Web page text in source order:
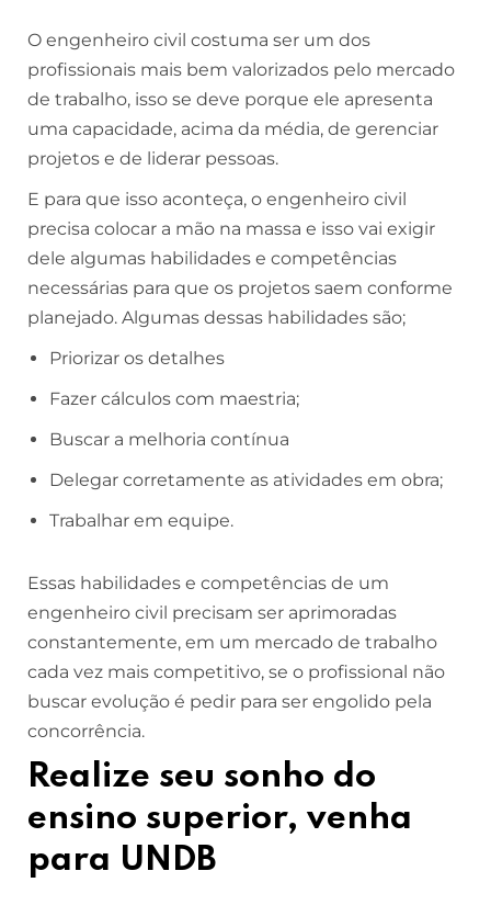
O engenheiro civil costuma ser um dos
profissionais mais bem valorizados pelo mercado
de trabalho, isso se deve porque ele apresenta
uma capacidade, acima da média, de gerenciar
projetos e de liderar pessoas.
E para que isso aconteça, o engenheiro civil
precisa colocar a mão na massa e isso vai exigir
dele algumas habilidades e competências
necessárias para que os projetos saem conforme
planejado. Algumas dessas habilidades são;
Priorizar os detalhes
Fazer cálculos com maestria;
Buscar a melhoria contínua
Delegar corretamente as atividades em obra;
Trabalhar em equipe.
Essas habilidades e competências de um
engenheiro civil precisam ser aprimoradas
constantemente, em um mercado de trabalho
cada vez mais competitivo, se o profissional não
buscar evolução é pedir para ser engolido pela
concorrência.
Realize seu sonho do
ensino superior, venha
para UNDB